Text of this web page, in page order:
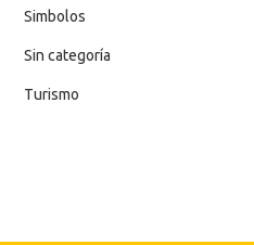
Simbolos
Sin categoría
Turismo